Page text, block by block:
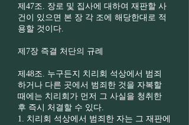
제47조. 장로 및 집사에 대하여 재판할 사
건이 있으면 본 장 각 조에 해당한대로 적
용할 것이다.
제7장 즉결 처단의 규례
제48조. 누구든지 치리회 석상에서 범죄
하거나 다른 곳에서 범죄한 것을 자복할
때에는 치리회가 먼저 그 사실을 청취한
후 즉시 처결할 수 있다.
1. 치리회 석상에서 범죄한 자는 그 재판에